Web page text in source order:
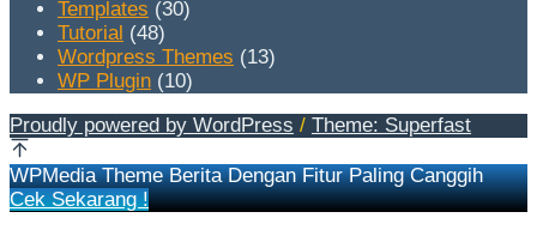
Templates (30)
Tutorial (48)
Wordpress Themes (13)
WP Plugin (10)
Proudly powered by WordPress / Theme: Superfast
WPMedia Theme Berita Dengan Fitur Paling Canggih
Cek Sekarang !